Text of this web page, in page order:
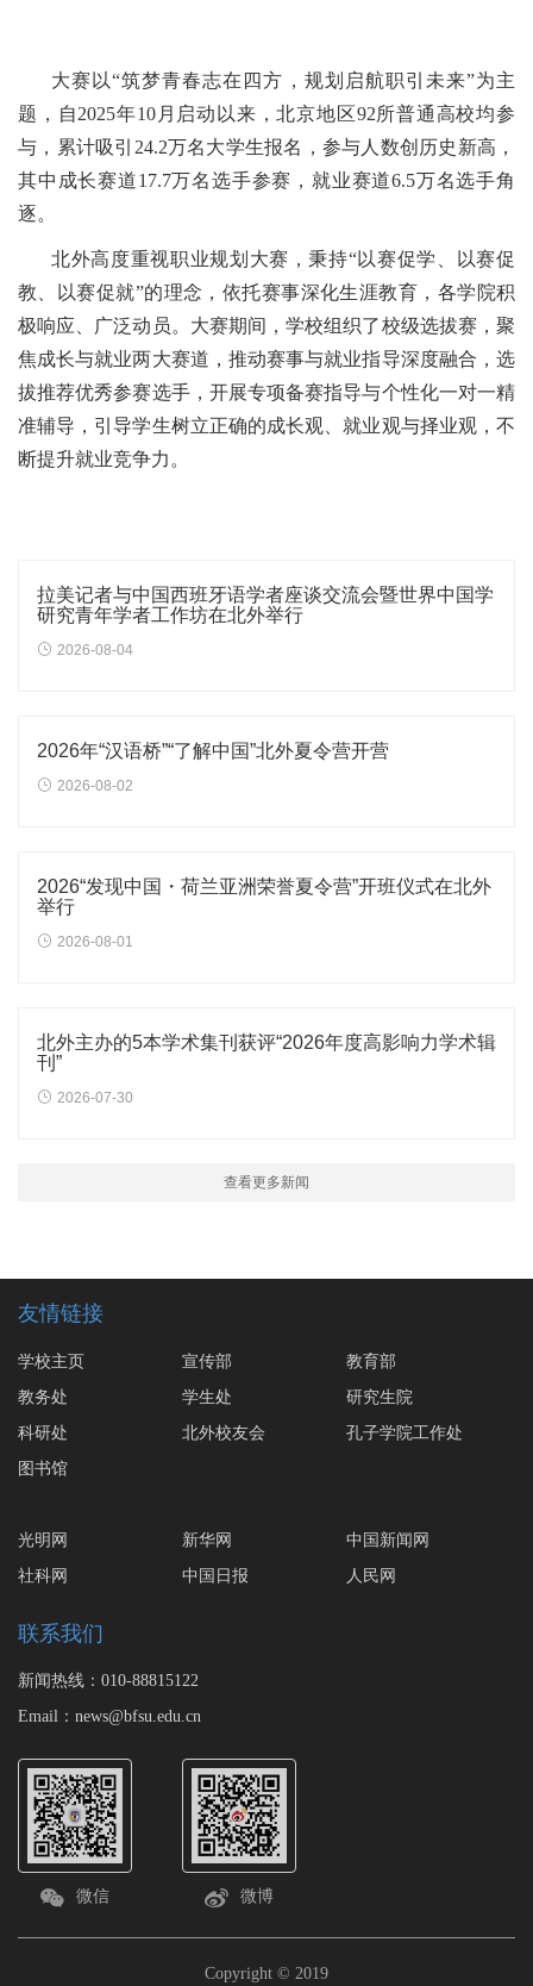
大赛以“筑梦青春志在四方，规划启航职引未来”为主
题，自2025年10月启动以来，北京地区92所普通高校均参
与，累计吸引24.2万名大学生报名，参与人数创历史新高，
其中成长赛道17.7万名选手参赛，就业赛道6.5万名选手角
逐。
北外高度重视职业规划大赛，秉持“以赛促学、以赛促
教、以赛促就”的理念，依托赛事深化生涯教育，各学院积
极响应、广泛动员。大赛期间，学校组织了校级选拔赛，聚
焦成长与就业两大赛道，推动赛事与就业指导深度融合，选
拔推荐优秀参赛选手，开展专项备赛指导与个性化一对一精
准辅导，引导学生树立正确的成长观、就业观与择业观，不
断提升就业竞争力。
拉美记者与中国西班牙语学者座谈交流会暨世界中国学
研究青年学者工作坊在北外举行
2026-08-04
2026年“汉语桥”“了解中国”北外夏令营开营
2026-08-02
2026“发现中国・荷兰亚洲荣誉夏令营”开班仪式在北外
举行
2026-08-01
北外主办的5本学术集刊获评“2026年度高影响力学术辑
刊”
2026-07-30
查看更多新闻
友情链接
学校主页 宣传部
教育部
教务处
学生处
研究生院
科研处
北外校友会
孔子学院工作处
图书馆
光明网 新华网
中国新闻网
社科网
中国日报 人民网
联系我们
新闻热线：010-88815122
Email：news@bfsu.edu.cn
微信 微博
Copyright © 2019